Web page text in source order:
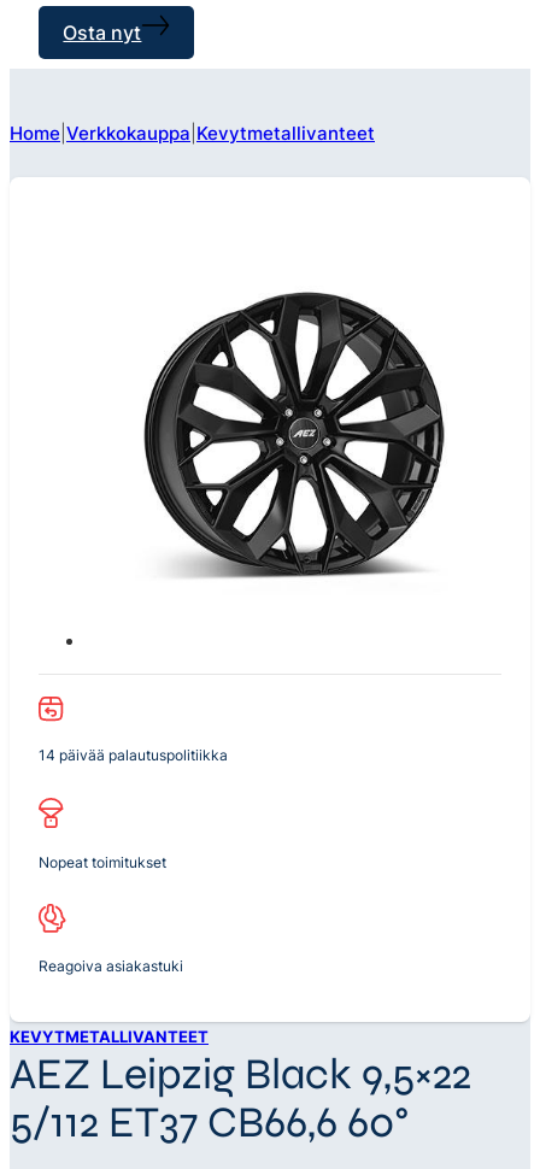
Osta nyt
Home Verkkokauppa Kevytmetallivanteet
14 päivää palautuspolitiikka
Nopeat toimitukset
Reagoiva asiakastuki
KEVYTMETALLIVANTEET
AEZ Leipzig Black 9,5×22
5/112 ET37 CB66,6 60°